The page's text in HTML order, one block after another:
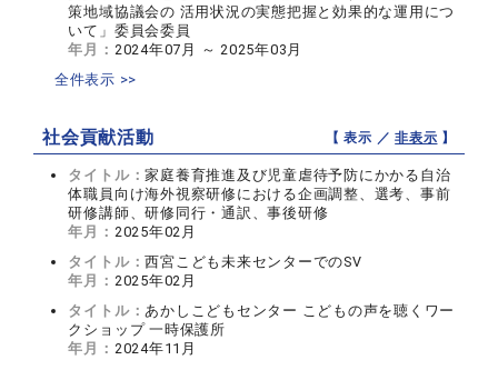
策地域協議会の 活用状況の実態把握と効果的な運用につ
いて」委員会委員
年月： 2024年07月 ～ 2025年03月
全件表示 >>
社会貢献活動 【 表示 ／非表示 】
タイトル：家庭養育推進及び児童虐待予防にかかる自治
体職員向け海外視察研修における企画調整、選考、事前
研修講師、研修同行・通訳、事後研修
年月： 2025年02月
タイトル：西宮こども未来センターでのSV
年月： 2025年02月
タイトル：あかしこどもセンター こどもの声を聴くワー
クショップ 一時保護所
年月： 2024年11月